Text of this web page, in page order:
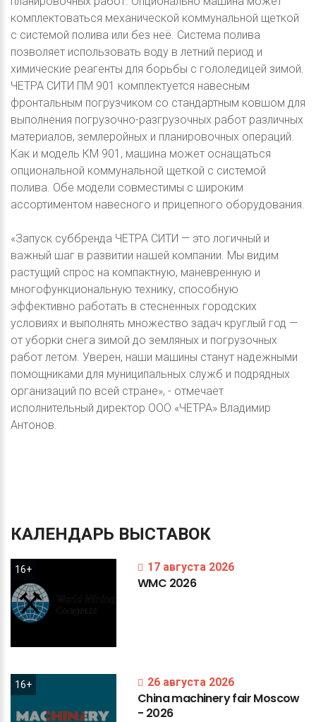
комплектоваться механической коммунальной щеткой
с системой полива или без неё. Система полива
позволяет использовать воду в летний период и
химические реагенты для борьбы с гололедицей зимой.
ЧЕТРА СИТИ ПМ 901 комплектуется навесным
фронтальным погрузчиком со стандартным ковшом для
выполнения погрузочно-разгрузочных работ различных
материалов, землеройных и планировочных операций.
Как и модель КМ 901, машина может оснащаться
опциональной коммунальной щеткой с системой
полива. Обе модели совместимы с широким
ассортиментом навесного и прицепного оборудования.
«Запуск суббренда ЧЕТРА СИТИ — это логичный и
важный шаг в развитии нашей компании. Мы видим
растущий спрос на компактную, маневренную и
многофункциональную технику, способную
эффективно работать в стесненных городских
условиях и выполнять множество задач круглый год —
от уборки снега зимой до земляных и погрузочных
работ летом. Уверен, наши машины станут надежными
помощниками для муниципальных служб и подрядных
организаций по всей стране», - отмечает
исполнительный директор ООО «ЧЕТРА» Владимир
Антонов.
КАЛЕНДАРЬ ВЫСТАВОК
16+ 17 августа 2026
WMC 2026
16+ 26 августа 2026
ChinamachineryfairMoscow
- 2026